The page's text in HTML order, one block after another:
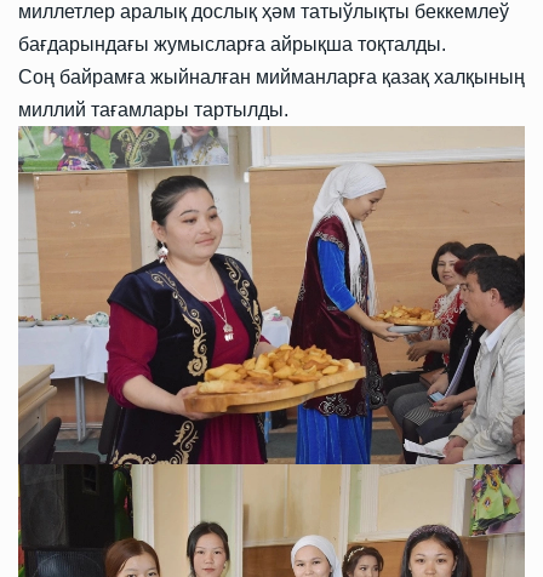
миллетлер аралық дослық ҳәм татыўлықты беккемлеў
бағдарындағы жумысларға айрықша тоқталды.
Соң байрамға жыйналған мийманларға қазақ халқының
миллий тағамлары тартылды.